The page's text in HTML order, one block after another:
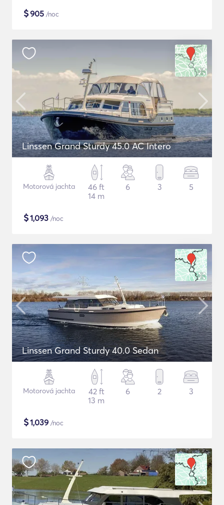
$905 /noc
Linssen Grand Sturdy 45.0 AC Intero
Motorová jachta
46 ft
14 m
6 3 5
$1,093 /noc
Linssen Grand Sturdy 40.0 Sedan
Motorová jachta
42 ft
13 m
6 2 3
$1,039 /noc